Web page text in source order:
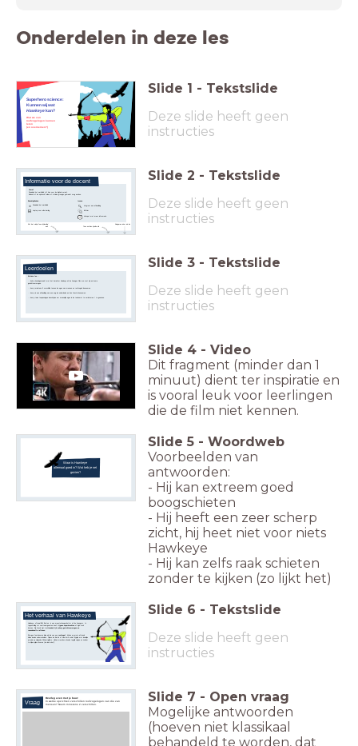
Onderdelen in deze les
Superhero science:
Kunnen wij wat
Hawkeye kan?
Wat we van
roofvogelogen kunnen
leren
(en overnemen?)
Slide 1 - Tekstslide
Deze slide heeft geen
instructies
Informatie voor de docent
Benodigdheden Iconen
Zet het vinkje 'toon bij leerling'
aan
Toon notities bij elke dia
Navigeren door de les
Download het werkblad Vergroot een afbeelding
Klik hier
Hotspot met meer informatie
Laptop voor elke leerling
Vooraf
Download het werkblad (of kies voor de digitale versie).
Bedenk of de opdracht alleen of in kleine groepjes gemaakt mag worden.
Slide 2 - Tekstslide
Deze slide heeft geen
instructies
Leerdoelen
Na deze les...
...heb je kennisgemaakt met het karakter Hawkeye uit deAvenger
-films en met zijn extreme
gezichtsvermogen.
...kun je minstens 5 verschillen tussen de ogen van mensen en roofvogels benoemen.
...kun je in een afbeelding van een oog de onderdelen en hun functie benoemen.
...kun je twee toepassingen beschrijven om menselijke ogen in de toekomst te verbeteren / te genezen.
Slide 3 - Tekstslide
Deze slide heeft geen
instructies
Slide 4 - Video
Dit fragment (minder dan 1
minuut) dient ter inspiratie en
is vooral leuk voor leerlingen
die de film niet kennen.
Waar is Hawkeye
allemaal goed in? Wat heb je net
gezien?
Slide 5 - Woordweb
Voorbeelden van
antwoorden:
- Hij kan extreem goed
boogschieten
- Hij heeft een zeer scherp
zicht, hij heet niet voor niets
Hawkeye
- Hij kan zelfs raak schieten
zonder te kijken (zo lijkt het)
Het verhaal van Hawkeye
Hawkeye, oftewel Clint Barton, is een meesterboogschutter uit deAvengers
. In
tegenstelling tot veel teamgenoten heeft hijgeen superkrachten of high-tech
harnas. Zijn kracht ligt inuitzonderlijk scherp gezichtsvermogen en
razendsnelle reflexen.
Zijn ogen functioneren bijna als die van eenroofvogel
: hij kan op grote afstand
kleine doelen onderscheiden. Tijdens de Battle of New York schiet hij pijlen met dodelijke
precisie op vliegende Chitauri-gliders. Hij kan meerdere doelen tegelijk volgen en zonder
te kijken pijlen afvuren ('no-look shot').
Slide 6 - Tekstslide
Deze slide heeft geen
instructies
Vraag
Overleg even met je buur:
In welke opzichten verschillen roofvogelogen van die van
mensen?Noem minstens 2 verschillen. Slide 7 - Open vraag
Mogelijke antwoorden
(hoeven niet klassikaal
behandeld te worden, dat